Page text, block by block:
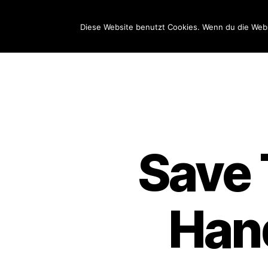
Förderverein
Save
Diese Website benutzt Cookies. Wenn du die